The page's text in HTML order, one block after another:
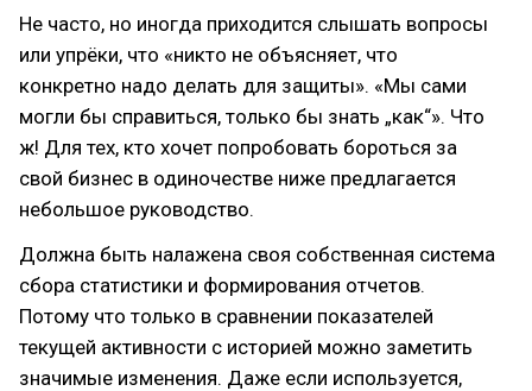
Не часто, но иногда приходится слышать вопросы
или упрёки, что «никто не объясняет, что
конкретно надо делать для защиты». «Мы сами
могли бы справиться, только бы знать „как“». Что
ж! Для тех, кто хочет попробовать бороться за
свой бизнес в одиночестве ниже предлагается
небольшое руководство.
Должна быть налажена своя собственная система
сбора статистики и формирования отчетов.
Потому что только в сравнении показателей
текущей активности с историей можно заметить
значимые изменения. Даже если используется,